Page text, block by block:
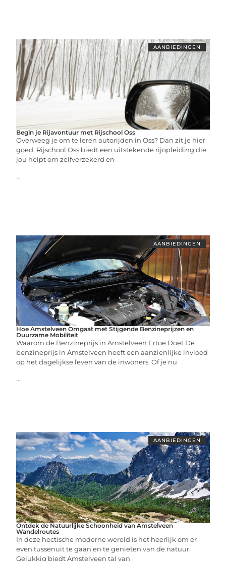
AANBIEDINGEN
Begin je Rijavontuur met Rijschool Oss
Overweeg je om te leren autorijden in Oss? Dan zit je hier
goed. Rijschool Oss biedt een uitstekende rijopleiding die
jou helpt om zelfverzekerd en
...
AANBIEDINGEN
Hoe Amstelveen Omgaat met Stijgende Benzineprijzen en
Duurzame Mobiliteit
Waarom de Benzineprijs in Amstelveen Ertoe Doet De
benzineprijs in Amstelveen heeft een aanzienlijke invloed
op het dagelijkse leven van de inwoners. Of je nu
...
AANBIEDINGEN
Ontdek de Natuurlijke Schoonheid van Amstelveen
Wandelroutes
In deze hectische moderne wereld is het heerlijk om er
even tussenuit te gaan en te genieten van de natuur.
Gelukkig biedt Amstelveen tal van